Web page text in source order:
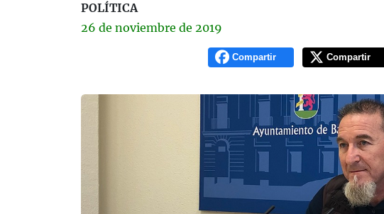
POLÍTICA
26 de noviembre de 2019
Compartir Compartir